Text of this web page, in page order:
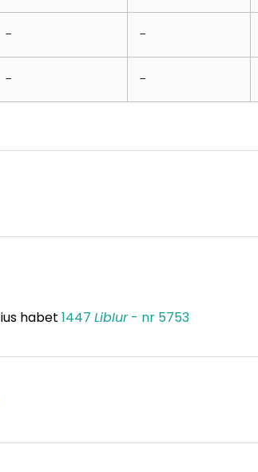
- -
- -
ius habet1447LibIur- nr 5753